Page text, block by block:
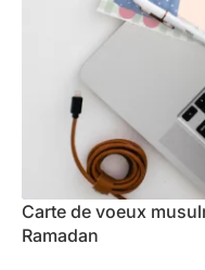
Carte de voeux
Ramadan